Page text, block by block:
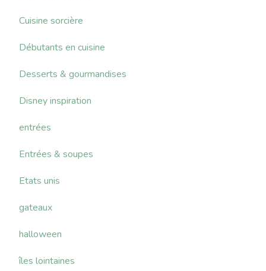
Cuisine sorcière
Débutants en cuisine
Desserts & gourmandises
Disney inspiration
entrées
Entrées & soupes
Etats unis
gateaux
halloween
îles lointaines